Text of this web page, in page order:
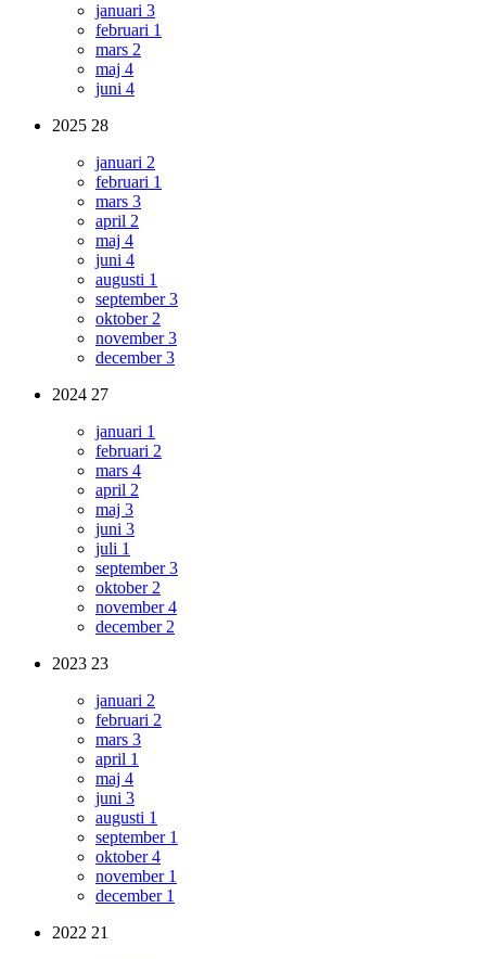
januari 3
februari 1
mars 2
maj 4
juni 4
2025 28
januari 2
februari 1
mars 3
april 2
maj 4
juni 4
augusti 1
september3
oktober 2
november3
december3
2024 27
januari 1
februari 2
mars 4
april 2
maj 3
juni 3
juli 1
september3
oktober 2
november4
december 2
2023 23
januari 2
februari 2
mars 3
april 1
maj 4
juni 3
augusti 1
september 1
oktober4
november 1
december 1
2022 21